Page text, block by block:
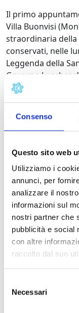
Consenso
Questo sito web
Utilizziamo i
annunci, per
analizzare il
informazioni sul
nostri partner che
pubblicità e social
con altre
raccolto dal suo
delNecessari
Il primo
Villa Buonvisi
straordinaria della
conservati, nelle
Leggenda della
Governo
Lazzareschi, con
Beatitudini laude
strumenti del
musicale
Lo stesso giorno,
Cristoforo a
de “La chiesa di
della Santa
recitante di Ugo
canti gregoriani
Teatro
Antiqua e di
Albarello.